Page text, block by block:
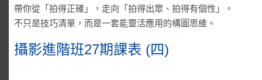
帶你從「拍得正確」，走向「拍得出眾、拍得有個性」。
不只是技巧清單，而是一套能靈活應用的構圖思維。
攝影進階班27期課表 (四)